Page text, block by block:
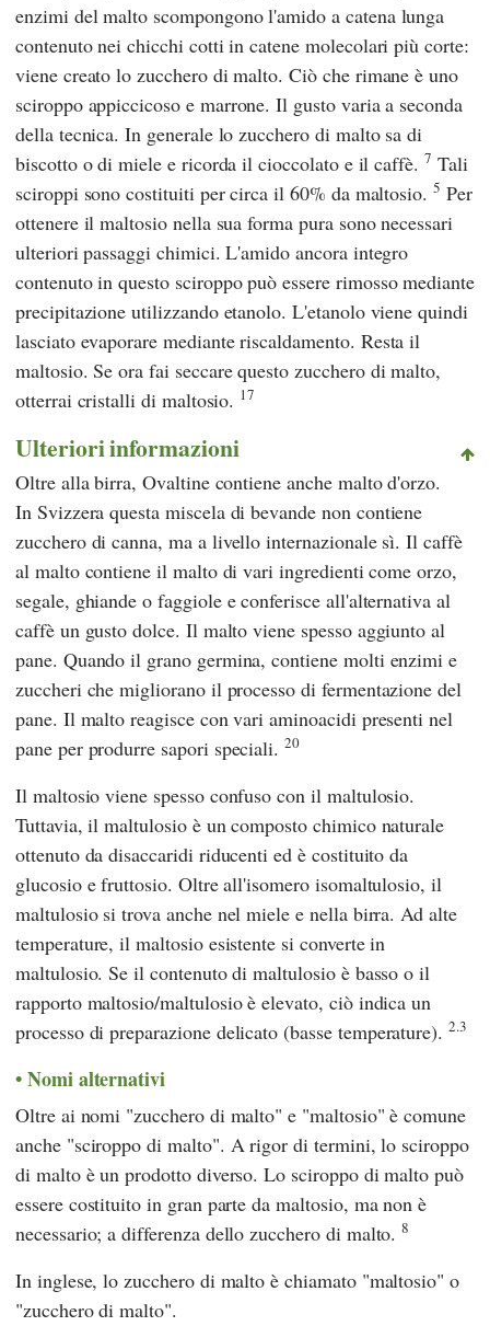
enzimi del malto scompongono l'amido a catena lunga
contenuto nei chicchi cotti in catene molecolari più corte:
viene creato lo zucchero di malto. Ciò che rimane è uno
sciroppo appiccicoso e marrone. Il gusto varia a seconda
della tecnica. In generale lo zucchero di malto sa di
biscotto o di miele e ricorda il cioccolato e il caffè. 7 Tali
sciroppi sono costituiti per circa il 60% da maltosio.5 Per
ottenere il maltosio nella sua forma pura sono necessari
ulteriori passaggi chimici. L'amido ancora integro
contenuto in questo sciroppo può essere rimosso mediante
precipitazione utilizzando etanolo. L'etanolo viene quindi
lasciato evaporare mediante riscaldamento. Resta il
maltosio. Se ora fai seccare questo zucchero di malto,
otterrai cristalli di maltosio. 17
Ulteriori informazioni
Oltre alla birra, Ovaltine contiene anche malto d'orzo.
In Svizzera questa miscela di bevande non contiene
zucchero di canna, ma a livello internazionale sì. Il caffè
al malto contiene il malto di vari ingredienti come orzo,
segale, ghiande o faggiole e conferisce all'alternativa al
caffè un gusto dolce. Il malto viene spesso aggiunto al
pane. Quando il grano germina, contiene molti enzimi e
zuccheri che migliorano il processo di fermentazione del
pane. Il malto reagisce con vari aminoacidi presenti nel
pane per produrre sapori speciali.20
Il maltosio viene spesso confuso con il maltulosio.
Tuttavia, il maltulosio è un composto chimico naturale
ottenuto da disaccaridi riducenti ed è costituito da
glucosio e fruttosio. Oltre all'isomero isomaltulosio, il
maltulosio si trova anche nel miele e nella birra. Ad alte
temperature, il maltosio esistente si converte in
maltulosio. Se il contenuto di maltulosio è basso o il
rapporto maltosio/maltulosio è elevato, ciò indica un
processo di preparazione delicato (basse temperature).2.3
Nomi alternativi
Oltre ai nomi "zucchero di malto" e "maltosio" è comune
anche "sciroppo di malto". A rigor di termini, lo sciroppo
di malto è un prodotto diverso. Lo sciroppo di malto può
essere costituito in gran parte da maltosio, ma non è
necessario; a differenza dello zucchero di malto.8
In inglese, lo zucchero di malto è chiamato "maltosio" o
"zucchero di malto".